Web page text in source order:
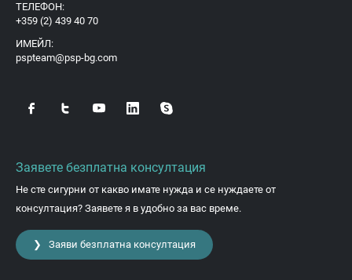
ТЕЛЕФОН:
+359 (2) 439 40 70
ИМЕЙЛ:
pspteam@psp-bg.com
Заявете безплатна консултация
Не сте сигурни от какво имате нужда и се нуждаете от
консултация? Заявете я в удобно за вас време.
❯ Заяви безплатна консултация